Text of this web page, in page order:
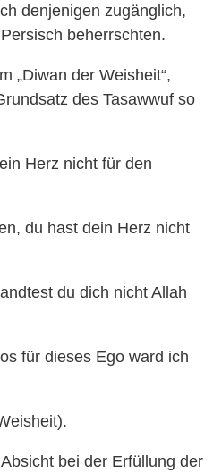
denjenigen zugänglich,
beherrschten.
„Diwan der Weisheit“,
des Tasawwuf so
Herz nicht für den
du hast dein Herz nicht
du dich nicht Allah
für dieses Ego ward ich
bei der Erfüllung der